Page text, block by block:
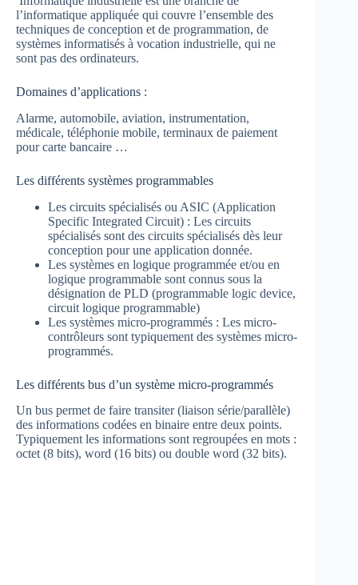
l’informatique appliquée qui couvre l’ensemble des
techniques de conception et de programmation, de
systèmes informatisés à vocation industrielle, qui ne
sont pas des ordinateurs.
Domaines d’applications :
Alarme, automobile, aviation, instrumentation,
médicale, téléphonie mobile, terminaux de paiement
pour carte bancaire …
Les différents systèmes programmables
Les circuits spécialisés ou ASIC (Application
Specific Integrated Circuit) : Les circuits
spécialisés sont des circuits spécialisés dès leur
conception pour une application donnée.
Les systèmes en logique programmée et/ou en
logique programmable sont connus sous la
désignation de PLD (programmable logic device,
circuit logique programmable)
Les systèmes micro-programmés : Les micro-
contrôleurs sont typiquement des systèmes micro-
programmés.
Les différents bus d’un système micro-programmés
Un bus permet de faire transiter (liaison série/parallèle)
des informations codées en binaire entre deux points.
Typiquement les informations sont regroupées en mots :
octet (8 bits), word (16 bits) ou double word (32 bits).